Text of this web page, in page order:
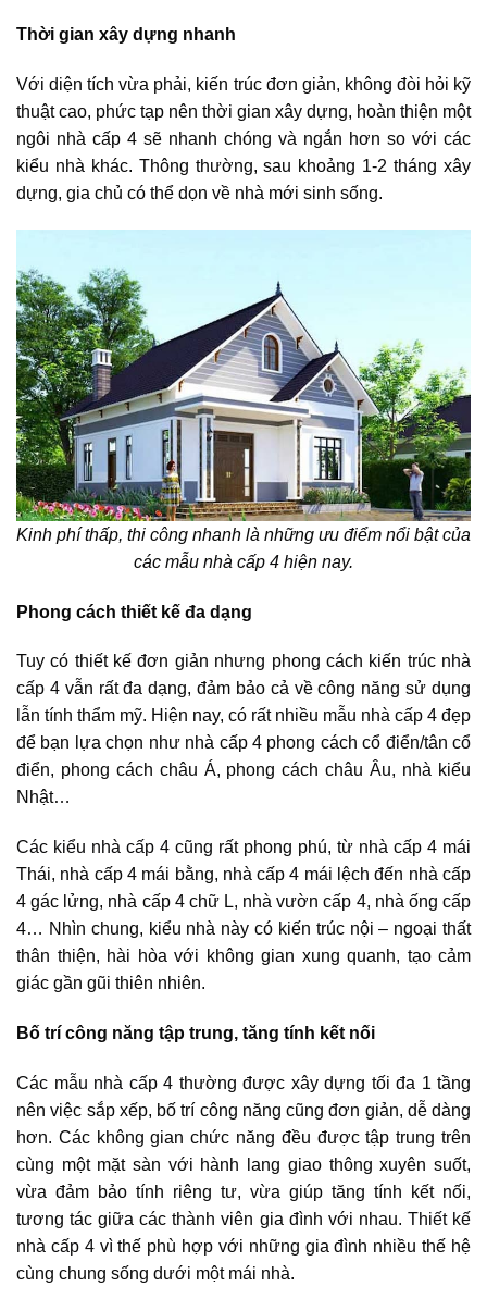
Thời gian xây dựng nhanh
Với diện tích vừa phải, kiến trúc đơn giản, không đòi hỏi kỹ
thuật cao, phức tạp nên thời gian xây dựng, hoàn thiện một
ngôi nhà cấp 4 sẽ nhanh chóng và ngắn hơn so với các
kiểu nhà khác. Thông thường, sau khoảng 1-2 tháng xây
dựng, gia chủ có thể dọn về nhà mới sinh sống.
Kinh phí thấp, thi công nhanh là những ưu điểm nổi bật của
các mẫu nhà cấp 4 hiện nay.
Phong cách thiết kế đa dạng
Tuy có thiết kế đơn giản nhưng phong cách kiến trúc nhà
cấp 4vẫn rất đa dạng, đảm bảo cả về công năng sử dụng
lẫn tính thẩm mỹ. Hiện nay, có rất nhiều mẫu nhà cấp 4 đẹp
để bạn lựa chọn như nhà cấp 4 phong cách cổ điển/tân cổ
điển, phong cách châu Á, phong cách châu Âu, nhà kiểu
Nhật…
Các kiểu nhà cấp 4 cũng rất phong phú, từ nhà cấp 4 mái
Thái, nhà cấp 4 mái bằng, nhà cấp 4 mái lệch đến nhà cấp
4 gác lửng, nhà cấp 4 chữ L, nhà vườn cấp 4, nhà ống cấp
4… Nhìn chung, kiểu nhà này có kiến trúc nội – ngoại thất
thân thiện, hài hòa với không gian xung quanh, tạo cảm
giác gần gũi thiên nhiên.
Bố trí công năng tập trung, tăng tính kết nối
Các mẫu nhà cấp 4 thường được xây dựng tối đa 1 tầng
nên việc sắp xếp, bố trí công năng cũng đơn giản, dễ dàng
hơn. Các không gian chức năng đều được tập trung trên
cùng một mặt sàn với hành lang giao thông xuyên suốt,
vừa đảm bảo tính riêng tư, vừa giúp tăng tính kết nối,
tương tác giữa các thành viên gia đình với nhau. Thiết kế
nhà cấp 4vì thế phù hợp với những gia đình nhiều thế hệ
cùng chung sống dưới một mái nhà.